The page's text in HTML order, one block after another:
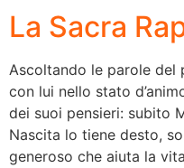
La Sacra
Ascoltando le parole del
con lui nello stato
dei suoi pensieri: subito
Nascita lo tiene desto,
generoso che aiuta la